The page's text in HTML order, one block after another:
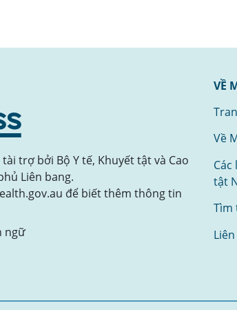
trợ bởi Bộ Y tế, Khuyết tật và Cao
Liên bang.
để biết thêm thông tin
ngữ
VỀ
Về
tật
Tìm